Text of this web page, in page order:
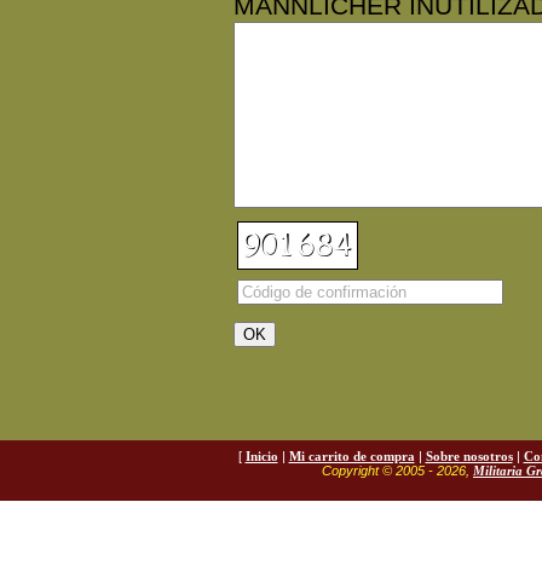
[ Inicio | Mi carrito de compra | Sobre nosotros|
Copyright © 2005 - 2026, Militaria